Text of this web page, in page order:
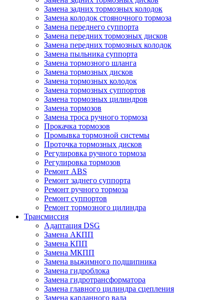
Замена задних тормозных колодок
Замена колодок стояночного тормоза
Замена переднего суппорта
Замена передних тормозных дисков
Замена передних тормозных колодок
Замена пыльника суппорта
Замена тормозного шланга
Замена тормозных дисков
Замена тормозных колодок
Замена тормозных суппортов
Замена тормозных цилиндров
Замена тормозов
Замена троса ручного тормоза
Прокачка тормозов
Промывка тормозной системы
Проточка тормозных дисков
Регулировка ручного тормоза
Регулировка тормозов
Ремонт ABS
Ремонт заднего суппорта
Ремонт ручного тормоза
Ремонт суппортов
Ремонт тормозного цилиндра
Трансмиссия
Адаптация DSG
Замена АКПП
Замена КПП
Замена МКПП
Замена выжимного подшипника
Замена гидроблока
Замена гидротрансформатора
Замена главного цилиндра сцепления
Замена карданного вала